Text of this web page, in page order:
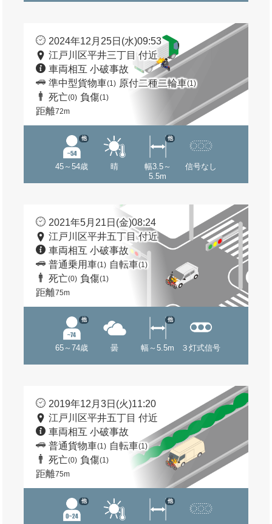
2024年12月25日(水)09:53
江戸川区平井三丁目 付近
車両相互 小破事故
準中型貨物車(1) 原付二種二輪車(1)
死亡(0) 負傷(1)
距離72m
45～54歳
他
晴
幅3.5～
5.5m
他
信号なし
2021年5月21日(金)08:24
江戸川区平井五丁目 付近
車両相互 小破事故
普通乗用車(1) 自転車(1)
死亡(0) 負傷(1)
距離75m
65～74歳
他
曇 幅～5.5m
他
３灯式信号
2019年12月3日(火)11:20
江戸川区平井五丁目 付近
車両相互 小破事故
普通貨物車(1) 自転車(1)
死亡(0) 負傷(1)
距離75m
他 他